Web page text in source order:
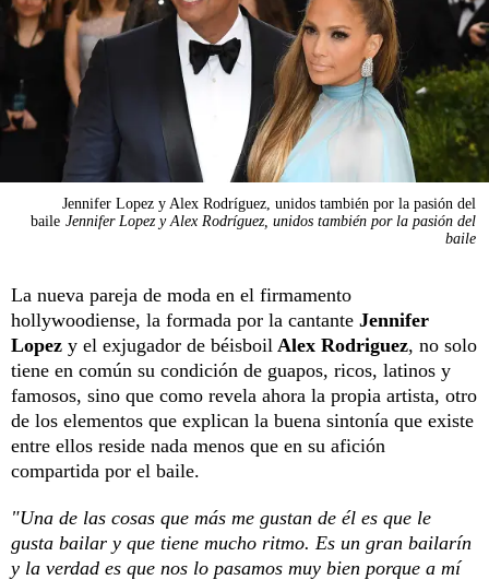
Jennifer Lopez y Alex Rodríguez, unidos también por la pasión del
baile Jennifer Lopez y Alex Rodríguez, unidos también por la pasión del
baile
La nueva pareja de moda en el firmamento
hollywoodiense, la formada por la cantante Jennifer
Lopez y el exjugador de béisboil Alex Rodriguez, no solo
tiene en común su condición de guapos, ricos, latinos y
famosos, sino que como revela ahora la propia artista, otro
de los elementos que explican la buena sintonía que existe
entre ellos reside nada menos que en su afición
compartida por el baile.
"Una de las cosas que más me gustan de él es que le
gusta bailar y que tiene mucho ritmo. Es un gran bailarín
y la verdad es que nos lo pasamos muy bien porque a mí